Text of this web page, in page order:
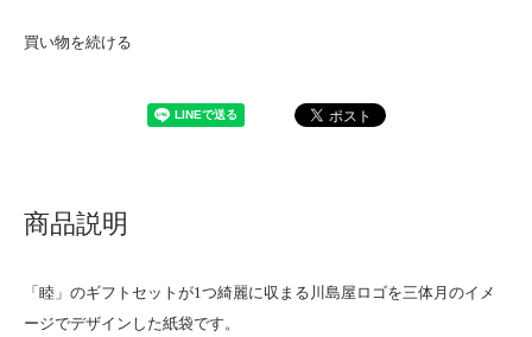
買い物を続ける
商品説明
「睦」のギフトセットが1つ綺麗に収まる川島屋ロゴを三体月のイメ
ージでデザインした紙袋です。